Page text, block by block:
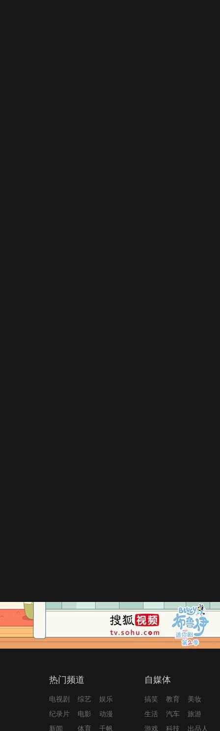
热门频道
电视剧 综艺
娱乐
纪录片
电影
动漫
新闻
体育 千帆
自媒体
搞笑 教育
美妆
生活
汽车
旅游
游戏
科技 出品人